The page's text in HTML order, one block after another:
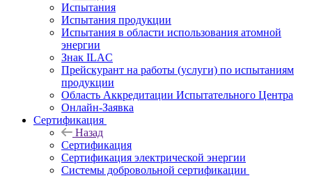
Испытания
Испытания продукции
Испытания в области использования атомной
энергии
Знак ILAC
Прейскурант на работы (услуги) по испытаниям
продукции
Область Аккредитации Испытательного Центра
Онлайн-Заявка
Сертификация
Назад
Сертификация
Сертификация электрической энергии
Системы добровольной сертификации